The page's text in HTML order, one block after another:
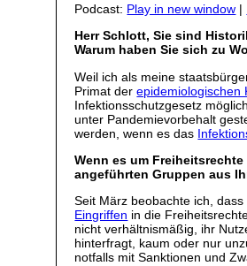
Podcast: Play in new window |
Herr Schlott, Sie sind
Warum haben Sie sich zu
Weil ich als meine
Primat derepidemiologischen
Infektionsschutzgesetz
unter Pandemievorbehalt
werden, wenn es das
Wenn es um
angeführten Gruppen aus
Seit März beobachte ich,
Eingriffen in die
nicht verhältnismäßig, ihr
hinterfragt, kaum oder nur
notfalls mit Sanktionen und